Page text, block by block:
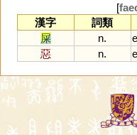
[
漢字
詞類
屎
n.
惡
n.